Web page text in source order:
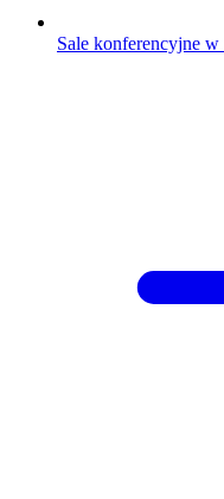
Sale konferencyjne